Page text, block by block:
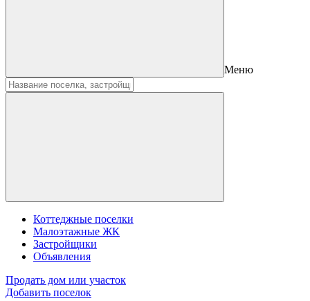
Меню
Коттеджные поселки
Малоэтажные ЖК
Застройщики
Объявления
Продать дом или участок
Добавить поселок